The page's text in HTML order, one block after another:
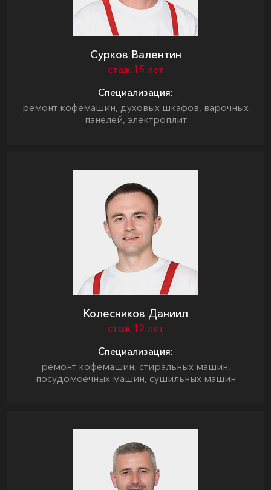
Сурков Валентин
стаж 15 лет
Специализация:
ремонт кофемашин, духовых шкафов, варочных
панелей, электроплит
Колесников Даниил
стаж 12 лет
Специализация:
ремонт кофемашин, стиральных машин,
посудомоечных машин, сушильных машин